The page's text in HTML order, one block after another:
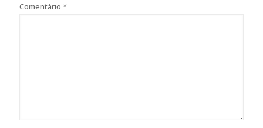
Comentário *